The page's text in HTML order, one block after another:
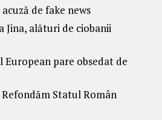
de fake news
Jina, alături de ciobanii
pare obsedat de
Refondăm Statul Român